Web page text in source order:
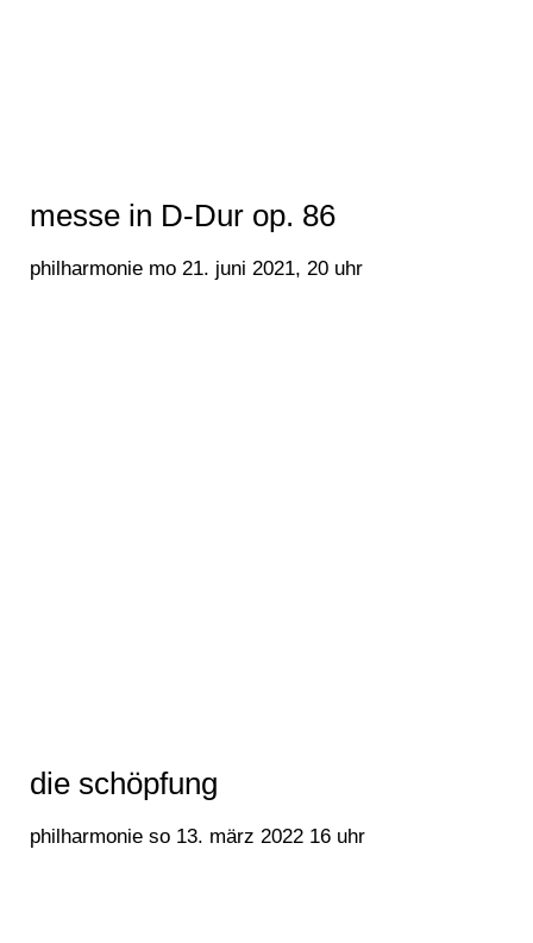
messe in D-Dur op. 86
philharmonie mo 21. juni 2021, 20 uhr
die schöpfung
philharmonie so 13. märz 2022 16 uhr